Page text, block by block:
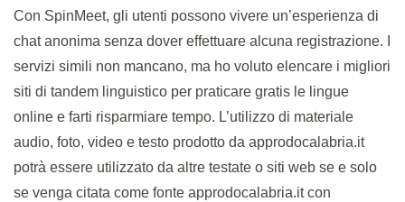
Con SpinMeet, gli utenti possono vivere un’esperienza di
chat anonima senza dover effettuare alcuna registrazione. I
servizi simili non mancano, ma ho voluto elencare i migliori
siti di tandem linguistico per praticare gratis le lingue
online e farti risparmiare tempo. L’utilizzo di materiale
audio, foto, video e testo prodotto da approdocalabria.it
potrà essere utilizzato da altre testate o siti web se e solo
se venga citata come fonte approdocalabria.it con